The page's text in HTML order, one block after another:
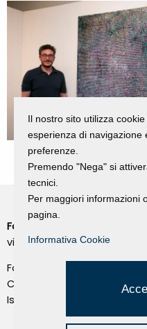
Fondazione Dino Zoli
viale Bologna 288, Forlì
Fondo dot. euro 285.000 i.v.
CF e P.IVA 03692820404
Isc.Reg Per.Giu. n. 10404
Il nostro sito utilizza
esperienza di navigazione
preferenze.
Premendo "Nega" si
tecnici.
Per maggiori informazioni
pagina.
Informativa Cookie